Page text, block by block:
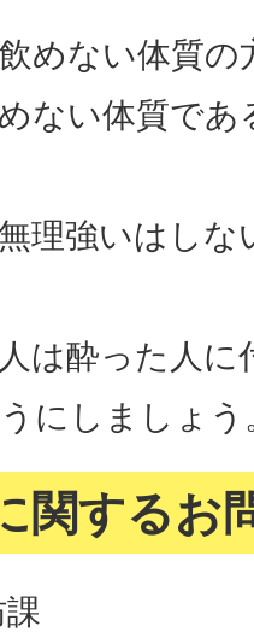
めない体質の
ない体質で
理強いはし
は酔った人に
にしましょう
関するお